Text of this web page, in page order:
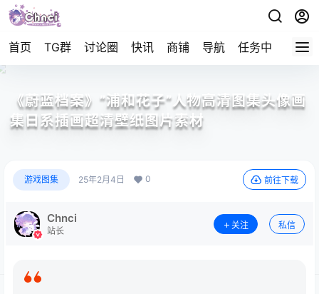
首页 TG群 讨论圈 快讯 商铺 导航 任务中心 帮助
《蔚蓝档案》”浦和花子”人物高清图集头像画
集日系插画超清壁纸图片素材
游戏图集 25年2月4日 0 前往下载
Chnci
站长
关注 私信